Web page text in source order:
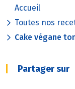
Accueil
Toutes nos
Cake végane
Partager sur